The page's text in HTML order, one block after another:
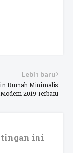
Lebih baru
Rumah Minimalis
Modern 2019 Terbaru
ini